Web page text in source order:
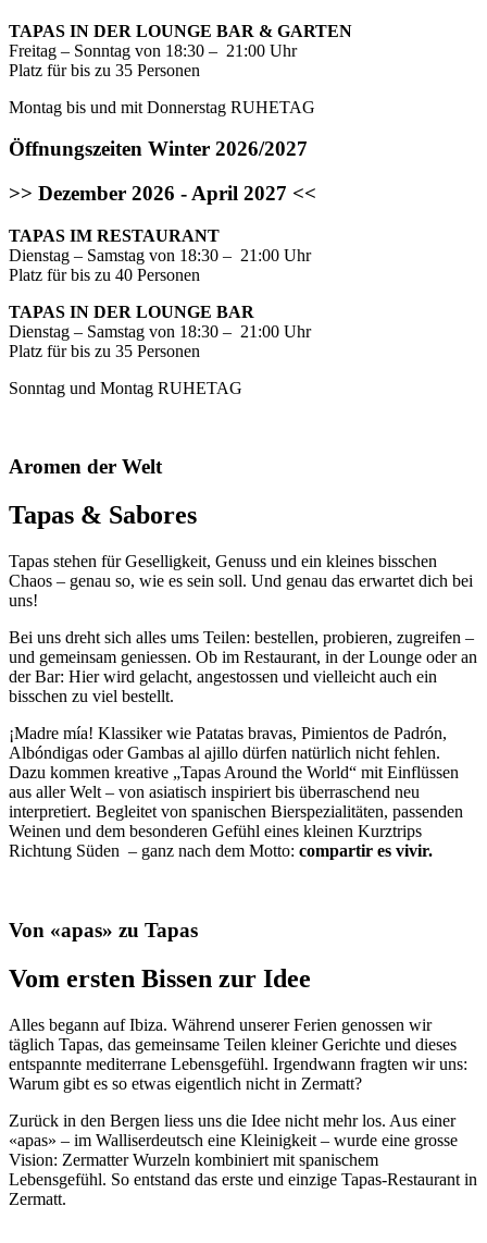
TAPAS IN DER LOUNGE BAR & GARTEN
Freitag – Sonntag von 18:30 – 21:00 Uhr
Platz für bis zu 35 Personen
Montag bis und mit Donnerstag RUHETAG
Öffnungszeiten Winter 2026/2027
>> Dezember 2026 - April 2027 <<
TAPAS IM RESTAURANT
Dienstag – Samstag von 18:30 – 21:00 Uhr
Platz für bis zu 40 Personen
TAPAS IN DER LOUNGE BAR
Dienstag – Samstag von 18:30 – 21:00 Uhr
Platz für bis zu 35 Personen
Sonntag und Montag RUHETAG
Aromen der Welt
Tapas & Sabores
Tapas stehen für Geselligkeit, Genuss und ein kleines bisschen
Chaos – genau so, wie es sein soll. Und genau das erwartet dich bei
uns!
Bei uns dreht sich alles ums Teilen: bestellen, probieren, zugreifen –
und gemeinsam geniessen. Ob im Restaurant, in der Lounge oder an
der Bar: Hier wird gelacht, angestossen und vielleicht auch ein
bisschen zu viel bestellt.
¡Madre mía! Klassiker wie Patatas bravas, Pimientos de Padrón,
Albóndigas oder Gambas al ajillo dürfen natürlich nicht fehlen.
Dazu kommen kreative „Tapas Around the World“ mit Einflüssen
aus aller Welt – von asiatisch inspiriert bis überraschend neu
interpretiert. Begleitet von spanischen Bierspezialitäten, passenden
Weinen und dem besonderen Gefühl eines kleinen Kurztrips
Richtung Süden – ganz nach dem Motto: compartir es vivir.
Von «apas» zu Tapas
Vom ersten Bissen zur Idee
Alles begann auf Ibiza. Während unserer Ferien genossen wir
täglich Tapas, das gemeinsame Teilen kleiner Gerichte und dieses
entspannte mediterrane Lebensgefühl. Irgendwann fragten wir uns:
Warum gibt es so etwas eigentlich nicht in Zermatt?
Zurück in den Bergen liess uns die Idee nicht mehr los. Aus einer
«apas» – im Walliserdeutsch eine Kleinigkeit – wurde eine grosse
Vision: Zermatter Wurzeln kombiniert mit spanischem
Lebensgefühl. So entstand das erste und einzige Tapas-Restaurant in
Zermatt.